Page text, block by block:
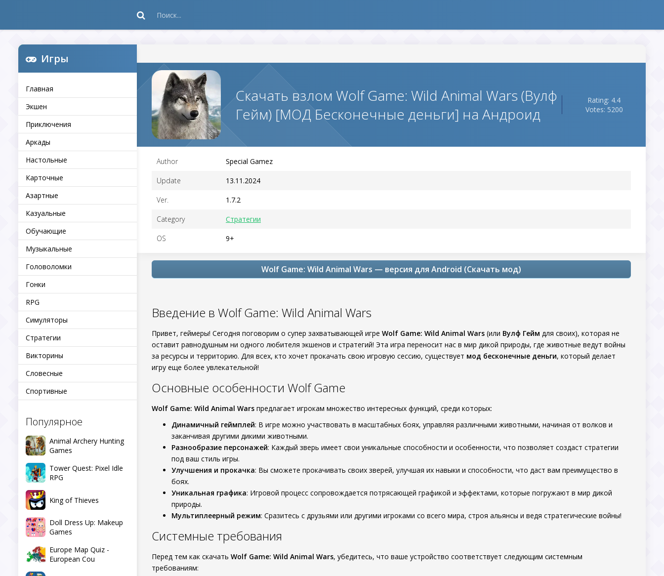
Игры
Главная
Экшен
Приключения
Аркады
Настольные
Карточные
Азартные
Казуальные
Обучающие
Музыкальные
Головоломки
Гонки
RPG
Симуляторы
Стратегии
Викторины
Словесные
Спортивные
Популярное
Animal Archery Hunting
Games
Tower Quest: Pixel Idle
RPG
King of Thieves
Doll Dress Up: Makeup
Games
Europe Map Quiz -
European Cou
Скачать взлом Wolf Game: Wild Animal Wars (Вулф
Гейм) [МОД Бесконечные деньги] на Андроид
Rating: 4.4
Votes: 5200
Author Special Gamez
Update 13.11.2024
Ver. 1.7.2
Category Стратегии
OS 9+
Wolf Game: Wild Animal Wars — версия для Android (Скачать мод)
Введение в Wolf Game: Wild Animal Wars
Привет, геймеры! Сегодня поговорим о супер захватывающей игре Wolf Game: Wild Animal Wars (или Вулф Гейм для своих), которая не
оставит равнодушным ни одного любителя экшенов и стратегий! Эта игра переносит нас в мир дикой природы, где животные ведут войны
за ресурсы и территорию. Для всех, кто хочет прокачать свою игровую сессию, существует мод бесконечные деньги, который делает
игру еще более увлекательной!
Основные особенности Wolf Game
Wolf Game: Wild Animal Wars предлагает игрокам множество интересных функций, среди которых:
Динамичный геймплей: В игре можно участвовать в масштабных боях, управляя различными животными, начиная от волков и
заканчивая другими дикими животными.
Разнообразие персонажей: Каждый зверь имеет свои уникальные способности и особенности, что позволяет создаст стратегии
под ваш стиль игры.
Улучшения и прокачка: Вы сможете прокачивать своих зверей, улучшая их навыки и способности, что даст вам преимущество в
боях.
Уникальная графика: Игровой процесс сопровождается потрясающей графикой и эффектами, которые погружают в мир дикой
природы.
Мультиплеерный режим: Сразитесь с друзьями или другими игроками со всего мира, строя альянсы и ведя стратегические войны!
Системные требования
Перед тем как скачать Wolf Game: Wild Animal Wars, убедитесь, что ваше устройство соответствует следующим системным
требованиям: